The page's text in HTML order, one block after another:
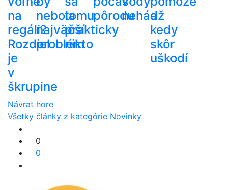
na
regáli?
Rozdiel
je
v
škrupine
nebola
najväčší
problém
tomu
prakticky
nikto
pôrodunehádž
a
kedy
skôr
uškodí
Návrat hore
Všetky články z kategórie Novinky
0
0